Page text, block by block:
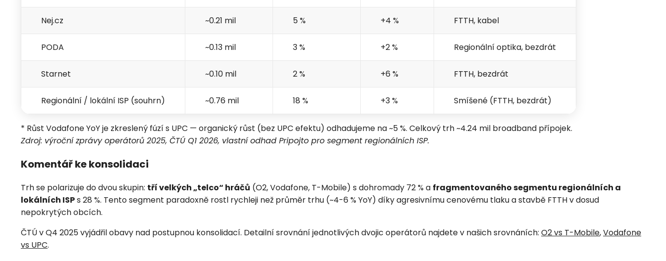
Nej.cz ~0.21 mil 5 % +4 % FTTH, kabel
PODA ~0.13 mil 3 % +2 % Regionální optika, bezdrát
Starnet ~0.10 mil 2 % +6 % FTTH, bezdrát
Regionální / lokální ISP (souhrn) ~0.76 mil 18 % +3 % Smíšené (FTTH, bezdrát)
* Růst Vodafone YoY je zkreslený fúzí s UPC — organický růst (bez UPC efektu) odhadujeme na ~5 %. Celkový trh ~4.24 mil broadband přípojek.
Zdroj: výroční zprávy operátorů 2025, ČTÚ Q1 2026, vlastní odhad Pripojto pro segment regionálních ISP.
Komentář ke konsolidaci
Trh se polarizuje do dvou skupin: tří velkých „telco“ hráčů (O2, Vodafone, T-Mobile) s dohromady 72 % a fragmentovaného segmentu regionálních a
lokálních ISPs 28 %. Tento segment paradoxně rostl rychleji než průměr trhu (~4-6 % YoY) díky agresivnímu cenovému tlaku a stavbě FTTH v dosud
nepokrytých obcích.
ČTÚ v Q4 2025 vyjádřil obavy nad postupnou konsolidací. Detailní srovnání jednotlivých dvojic operátorů najdete v našich srovnáních: O2 vs T-Mobile,Vodafone
vs UPC.